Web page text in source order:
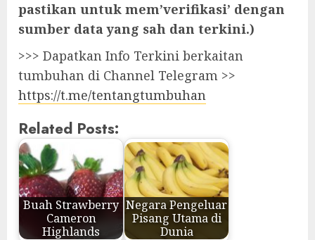
pastikan untuk mem’verifikasi’ dengan
sumber data yang sah dan terkini.)
>>> Dapatkan Info Terkini berkaitan
tumbuhan di Channel Telegram >>
https://t.me/tentangtumbuhan
Related Posts:
Buah Strawberry
Cameron
Highlands
Negara Pengeluar
Pisang Utama di
Dunia